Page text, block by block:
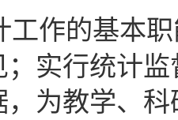
作的基本
实行统计
为教学、